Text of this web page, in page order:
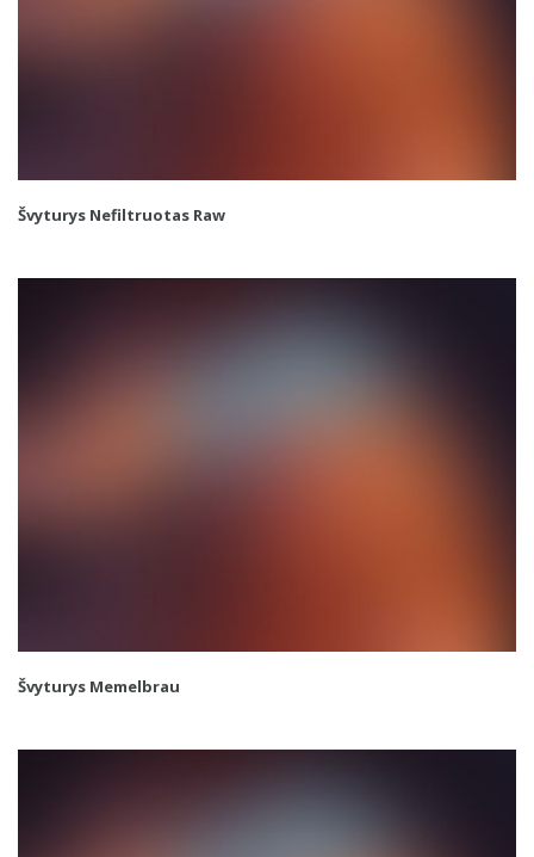
Švyturys Nefiltruotas Raw
Švyturys Memelbrau